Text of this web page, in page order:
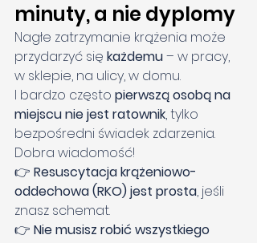
minuty, a nie dyplomy
Nagłe zatrzymanie krążenia może
przydarzyć się każdemu – w pracy,
w sklepie, na ulicy, w domu.
I bardzo często pierwszą osobą na
miejscu nie jest ratownik, tylko
bezpośredni świadek zdarzenia.
Dobra wiadomość!
👉 Resuscytacja krążeniowo-
oddechowa (RKO) jest prosta, jeśli
znasz schemat.
👉 Nie musisz robić wszystkiego